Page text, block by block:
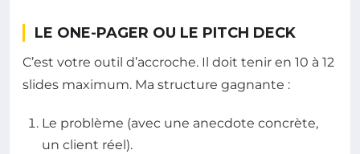
LE ONE-PAGER OU LE PITCH DECK
C’est votre outil d’accroche. Il doit tenir en 10 à 12
slides maximum. Ma structure gagnante :
Le problème (avec une anecdote concrète,
un client réel).